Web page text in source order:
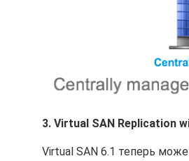
3. Virtual SAN Replication
Virtual SAN 6.1 теперь